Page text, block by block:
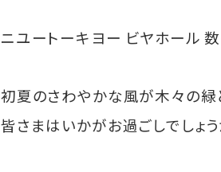
ニユートーキヨー ビヤホール
初夏のさわやかな風が木々の緑
皆さまはいかがお過ごしでしょう